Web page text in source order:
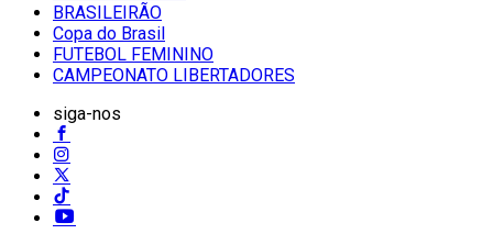
BRASILEIRÃO
Copa do Brasil
FUTEBOL FEMININO
CAMPEONATO LIBERTADORES
siga-nos